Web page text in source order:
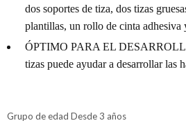
dos soportes de tiza, dos tizas
plantillas, un rollo de cinta adhesiva
ÓPTIMO PARA EL
tizas puede ayudar a desarrollar las
Grupo de edad Desde 3 años